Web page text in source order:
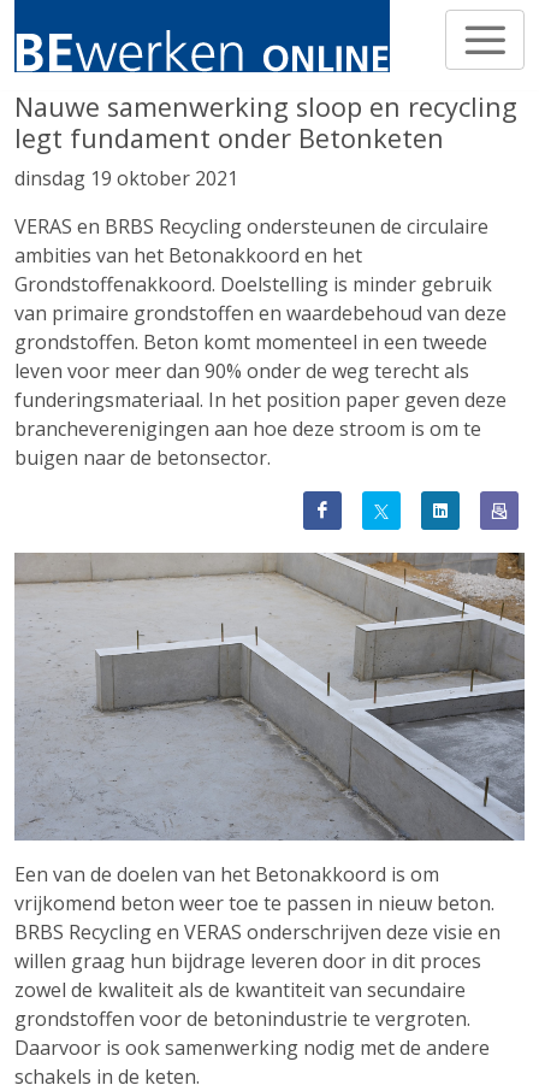
Nauwe samenwerking sloop en recycling
legt fundament onder Betonketen
dinsdag 19 oktober 2021
VERAS en BRBS Recycling ondersteunen de circulaire
ambities van het Betonakkoord en het
Grondstoffenakkoord. Doelstelling is minder gebruik
van primaire grondstoffen en waardebehoud van deze
grondstoffen. Beton komt momenteel in een tweede
leven voor meer dan 90% onder de weg terecht als
funderingsmateriaal. In het position paper geven deze
brancheverenigingen aan hoe deze stroom is om te
buigen naar de betonsector.
Een van de doelen van het Betonakkoord is om
vrijkomend beton weer toe te passen in nieuw beton.
BRBS Recycling en VERAS onderschrijven deze visie en
willen graag hun bijdrage leveren door in dit proces
zowel de kwaliteit als de kwantiteit van secundaire
grondstoffen voor de betonindustrie te vergroten.
Daarvoor is ook samenwerking nodig met de andere
schakels in de keten.